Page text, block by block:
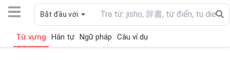
Bắt đầu với
Từ vựng Hán tự Ngữ pháp Câu ví dụ